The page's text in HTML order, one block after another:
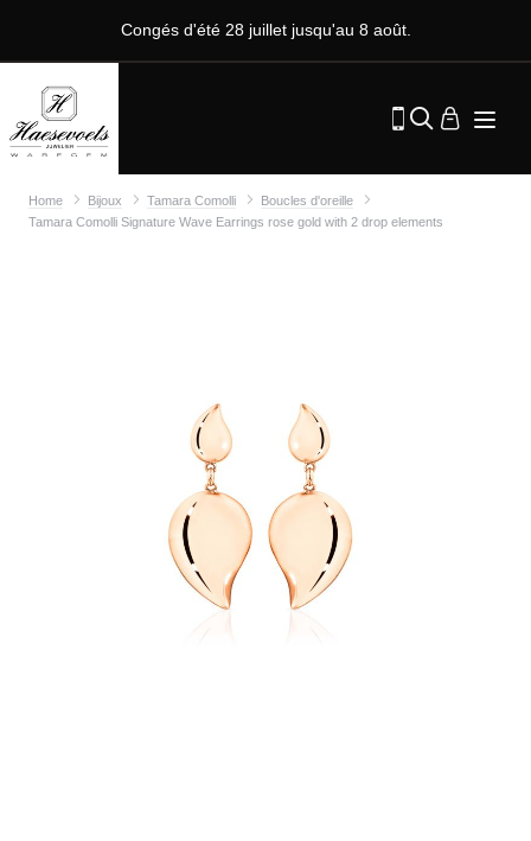
Congés d'été 28 juillet jusqu'au 8 août.
Home Bijoux Tamara Comolli
Boucles d'oreille
Tamara Comolli Signature Wave Earrings rose gold with 2 drop elements